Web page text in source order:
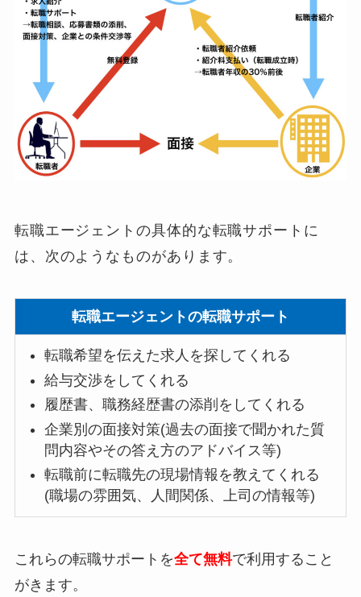
転職エージェントの具体的な転職サポートに
は、次のようなものがあ ります。
転職エージェントの転職サポート
転職希望を伝えた求人を探してくれる
給与交渉をしてくれる
履歴書、職務経歴書の添削をしてくれる
企業別の面接対策(過去の面接で聞かれた質
問内容やその答え方のアドバイス等)
転職前に転職先の現場情報を教えてくれる
(職場の雰囲気、人間関係、上司の情報等)
これらの転職サポートを全て無料で利用すること
がきます。